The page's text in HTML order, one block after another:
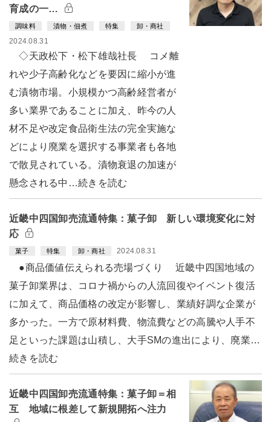
育成の一…
調味料 漬物・佃煮 特集 卸・商社
2024.08.31
◇天政松下・松下雄哉社長 コメ離
れや少子高齢化などを要因に縮小が進
む漬物市場。小規模かつ高齢経営者が
多い業界であることに加え、昨今の人
材不足や改定食品衛生法の完全実施な
どにより廃業を選択する事業者も各地
で散見されている。漬物衰退の加速が
懸念される中…続きを読む
近畿中四国卸売流通特集：菓子卸 新しい環境変化に対
応
菓子 特集 卸・商社 2024.08.31
●商品価値伝えられる売場づくり 近畿中四国地域の
菓子卸業界は、コロナ禍からの人流回復やイベント復活
に加えて、商品価格の改定が影響し、業績好調な企業が
多かった。一方で原材料費、物流費などの高騰や人手不
足といった課題は山積し、大手SMの進出により、廃業…
続きを読む
近畿中四国卸売流通特集：菓子卸＝相
互 地域に根差して新規開拓へ注力